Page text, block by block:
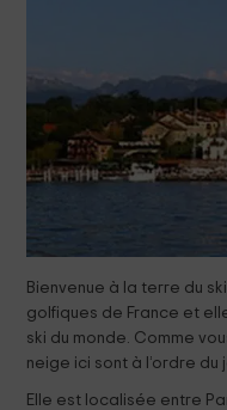
Bienvenue à la terre du
golfiques de France et
ski du monde. Comme
neige ici sont à l’ordre du
Elle est localisée entre